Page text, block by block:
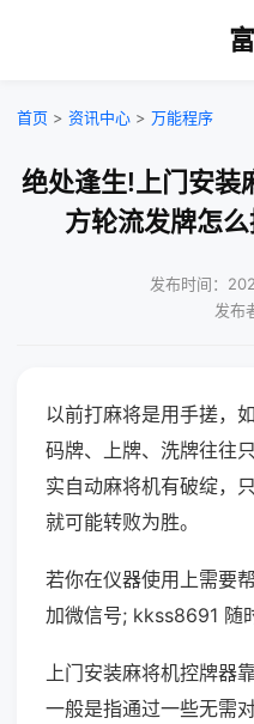
首页 > 资讯中心 > 万能程序
绝处逢生!上门安装
方轮流发牌怎
发布时间：
发布
以前打麻将是用手搓，
码牌、上牌、洗牌往往
实自动麻将机有破绽，
就可能转败为胜。
若你在仪器使用上需要
加微信号; kkss8691 随
上门安装麻将机控牌器
一般是指通过一些无需